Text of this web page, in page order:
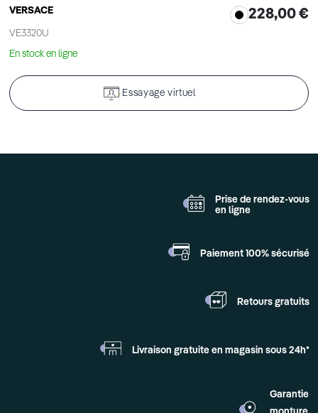
VERSACE
VE3320U
228,00 €
En stock en ligne
Essayage virtuel
Prise de rendez-vous
en ligne
Paiement 100% sécurisé
Retours gratuits
Livraison gratuite en magasin sous 24h*
Garantie